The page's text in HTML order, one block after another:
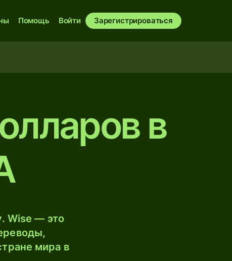
Помощь Войти Зарегистрироваться
в
Wise — это
мира в